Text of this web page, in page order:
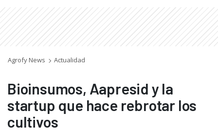
Agrofy News Actualidad
Bioinsumos, Aapresid y la
startup que hace rebrotar los
cultivos